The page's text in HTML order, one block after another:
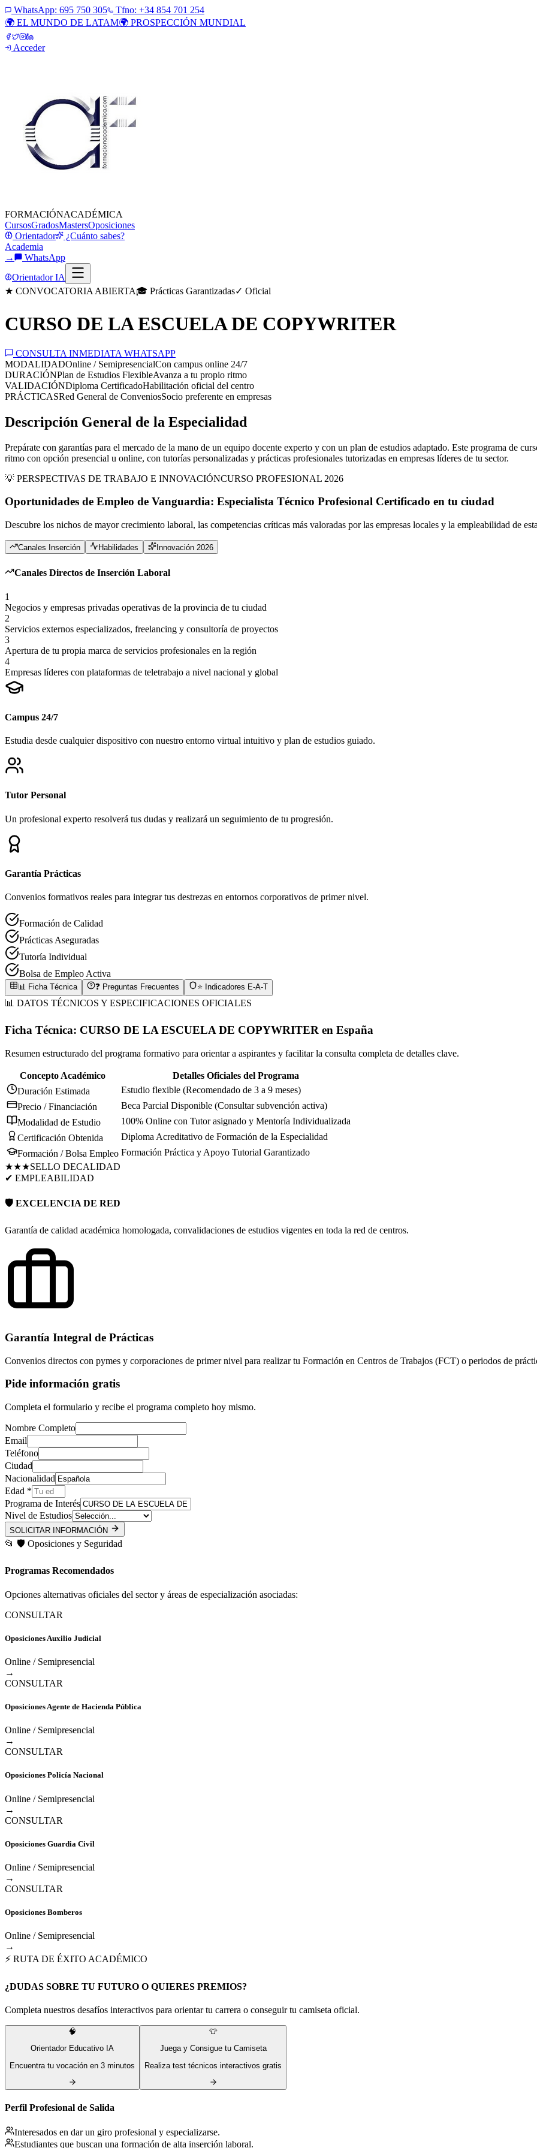
WhatsApp: 695 750 305
Tfno: +34 854 701 254
🌍 EL MUNDO DE LATAM🌍 PROSPECCIÓN MUNDIAL
Acceder
FORMACIÓNACADÉMICA
CursosGradosMastersOposiciones
Orientador
¿Cuánto sabes?
Academia
→
WhatsApp
Orientador IA
★ CONVOCATORIA ABIERTA🎓 Prácticas Garantizadas✓ Oficial
CURSO DE LA ESCUELA DE COPYWRITER
CONSULTA INMEDIATA WHATSAPP
MODALIDADOnline / SemipresencialCon campus online 24/7
DURACIÓNPlan de Estudios FlexibleAvanza a tu propio ritmo
VALIDACIÓNDiploma CertificadoHabilitación oficial del centro
PRÁCTICASRed General de ConveniosSocio preferente en empresas
Descripción General de la Especialidad
Prepárate con garantías para el mercado de la mano de un equipo docente experto y con un plan de estudios adaptado. Este programa de
ritmo con opción presencial u online, con tutorías personalizadas y prácticas profesionales tutorizadas en empresas líderes de tu sector.
💡 PERSPECTIVAS DE TRABAJO E INNOVACIÓNCURSO PROFESIONAL 2026
Oportunidades de Empleo de Vanguardia: Especialista Técnico Profesional Certificado en tu ciudad
Descubre los nichos de mayor crecimiento laboral, las competencias críticas más valoradas por las empresas locales y la empleabilidad de
Canales Inserción Habilidades Innovación 2026
Canales Directos de Inserción Laboral
1
Negocios y empresas privadas operativas de la provincia de tu ciudad
2
Servicios externos especializados, freelancing y consultoría de proyectos
3
Apertura de tu propia marca de servicios profesionales en la región
4
Empresas líderes con plataformas de teletrabajo a nivel nacional y global
Campus 24/7
Estudia desde cualquier dispositivo con nuestro entorno virtual intuitivo y plan de estudios guiado.
Tutor Personal
Un profesional experto resolverá tus dudas y realizará un seguimiento de tu progresión.
Garantía Prácticas
Convenios formativos reales para integrar tus destrezas en entornos corporativos de primer nivel.
Formación de Calidad
Prácticas Aseguradas
Tutoría Individual
Bolsa de Empleo Activa
📊 Ficha Técnica ❓ Preguntas Frecuentes ⭐ Indicadores E-A-T
📊 DATOS TÉCNICOS Y ESPECIFICACIONES OFICIALES
Ficha Técnica: CURSO DE LA ESCUELA DE COPYWRITER en España
Resumen estructurado del programa formativo para orientar a aspirantes y facilitar la consulta completa de detalles clave.
Concepto Académico
Detalles Oficiales del Programa
Duración Estimada
Estudio flexible (Recomendado de 3 a 9 meses)
Precio / Financiación
Beca Parcial Disponible (Consultar subvención activa)
Modalidad de Estudio
100% Online con Tutor asignado y Mentoría Individualizada
Certificación Obtenida
Diploma Acreditativo de Formación de la Especialidad
Formación / Bolsa Empleo Formación Práctica y Apoyo Tutorial Garantizado
★★★SELLO DECALIDAD
✔ EMPLEABILIDAD
🛡️ EXCELENCIA DE RED
Garantía de calidad académica homologada, convalidaciones de estudios vigentes en toda la red de centros.
Garantía Integral de Prácticas
Convenios directos con pymes y corporaciones de primer nivel para realizar tu Formación en Centros de Trabajos (FCT) o periodos de
Pide información gratis
Completa el formulario y recibe el programa completo hoy mismo.
Nombre Completo
Email
Teléfono
Ciudad
Nacionalidad
Edad *
Programa de Interés
Nivel de Estudios
SOLICITAR INFORMACIÓN
📂 🛡️ Oposiciones y Seguridad
Programas Recomendados
Opciones alternativas oficiales del sector y áreas de especialización asociadas:
CONSULTAR
Oposiciones Auxilio Judicial
Online / Semipresencial
→
CONSULTAR
Oposiciones Agente de Hacienda Pública
Online / Semipresencial
→
CONSULTAR
Oposiciones Policía Nacional
Online / Semipresencial
→
CONSULTAR
Oposiciones Guardia Civil
Online / Semipresencial
→
CONSULTAR
Oposiciones Bomberos
Online / Semipresencial
→
⚡ RUTA DE ÉXITO ACADÉMICO
¿DUDAS SOBRE TU FUTURO O QUIERES PREMIOS?
Completa nuestros desafíos interactivos para orientar tu carrera o conseguir tu camiseta oficial.
🧠
Orientador Educativo IA
Encuentra tu vocación en 3 minutos
👕
Juega y Consigue tu Camiseta
Realiza test técnicos interactivos gratis
Perfil Profesional de Salida
Interesados en dar un giro profesional y especializarse.
Estudiantes que buscan una formación de alta inserción laboral.